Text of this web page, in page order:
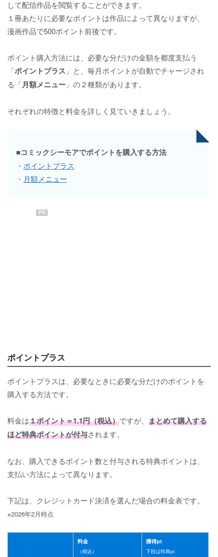
して配信作品を閲覧することができます。
１冊あたりに必要なポイントは作品によって異なりますが、
漫画作品で500ポイント前後です。
ポイント購入方法には、必要な分だけの金額を都度支払う
「ポイントプラス 」と、毎月ポイントが自動でチャージされ
る「月額メニュー 」の２種類があります。
それぞれの特徴と料金を詳しく見ていきましょう。
■コミックシーモアでポイントを購入する方法
・ ポイントプラス
・ 月額メニュー
PR
ポイントプラス
ポイントプラスは、必要なときに必要な分だけのポイントを
購入する方法です。
料金は１ポイント＝1.1円（税込）ですが、 まとめて購入する
ほど特典ポイントが付与されます。
なお、購入できるポイント数と付与される特典ポイントは、
支払い方法によって異なります。
下記は、クレジットカード決済を選んだ場合の料金表です。
※2026年2月時点
料金
（税込）
獲得pt
下段は特典pt